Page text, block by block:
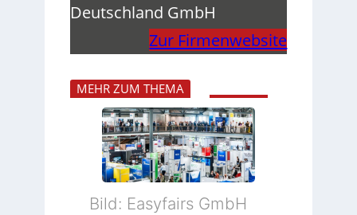
Deutschland GmbH
Zur Firmenwebsite
MEHR ZUM THEMA
Bild: Easyfairs GmbH